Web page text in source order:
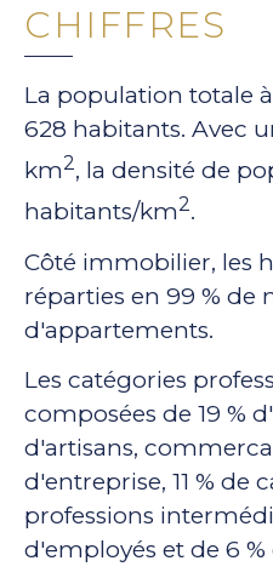
CHIFFRES
La population totale à
628 habitants. Avec
km2, la densité de
habitants/km2.
Côté immobilier, les
réparties en 99 % de
d'appartements.
Les catégories
composées de 19 %
d'artisans,
d'entreprise, 11 % de
professions
d'employés et de 6 %